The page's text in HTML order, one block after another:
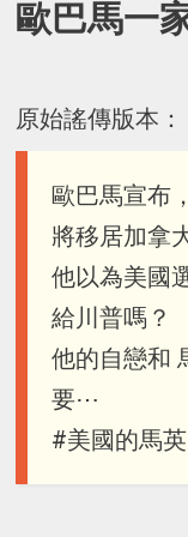
歐巴馬一
原始謠傳版本：
歐巴馬宣布
將移居加拿
他以為美國
給川普嗎？
他的自戀和
要⋯
#美國的馬